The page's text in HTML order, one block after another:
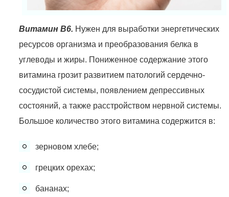
Витамин В6. Нужен для выработки энергетических
ресурсов организма и преобразования белка в
углеводы и жиры. Пониженное содержание этого
витамина грозит развитием патологий сердечно-
сосудистой системы, появлением депрессивных
состояний, а также расстройством нервной системы.
Большое количество этого витамина содержится в:
зерновом хлебе;
грецких орехах;
бананах;